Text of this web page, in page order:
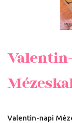
Valentin-napi